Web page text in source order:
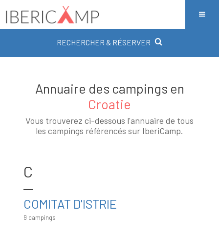
RECHERCHER & RÉSERVER
Annuaire des campings en
Croatie
Vous trouverez ci-dessous l'annuaire de tous
les campings référencés sur IberiCamp.
C
COMITAT D'ISTRIE
9 campings